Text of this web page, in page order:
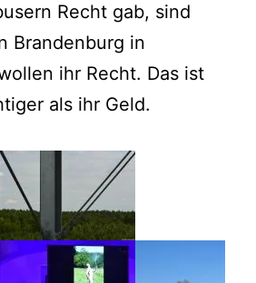
Recht gab, sind
Brandenburg in
ihr Recht. Das ist
als ihr Geld.